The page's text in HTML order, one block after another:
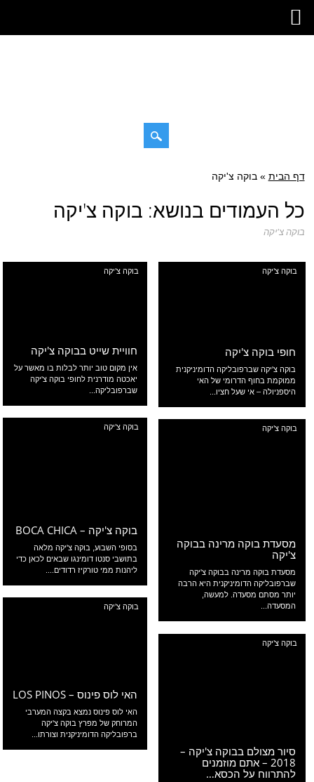
תפריט ראשי
דילוג
דף הבית »בוקה צ'יקה
כל העמודים בנושא: בוקה צ'יקה
בוקה צ'יקה
בוקה צ'יקה
חוויית שייט בבוקה צ'יקה
אין מקום טוב יותר לבלות בו מאשר על
יאכטה מודרנית לחופי בוקה צ'יקה
שברפובליקה...
בוקה צ'יקה
חופי בוקה צ'יקה
בוקה צ'יקה שברפובליקה הדומיניקנית
ממוקמת בחוף הדרומי של האי
היספניולה – אי שעל חציו...
בוקה צ'יקה
בוקה צ'יקה – BOCA CHICA
בסופי השבוע, בוקה צ'יקה מלאה
בתושבי סנטו דומינגו שבאים לכאן כדי
ליהנות ממי טורקיז רדודים....
בוקה צ'יקה
מסעדת בוקה מרינה בבוקה
צ'יקה
מסעדת בוקה מרינה בבוקה צ'יקה
שברפובליקה הדומיניקנית היא הרבה
יותר מסתם מסעדה. למעשה,
המסעדה...
בוקה צ'יקה
האי לוס פינוס – LOS PINOS
האי לוס פינוס נמצא בקצה המערבי
המרוחק של מפרץ בוקה צ'יקה
ברפובליקה הדומיניקנית וצורתו...
בוקה צ'יקה
סיור מצולם בבוקה צ'יקה –
2018 – אתם מוזמנים
להתרווח על הכסא…